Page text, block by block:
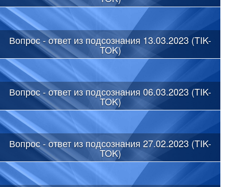
Вопрос - ответ из подсознания 13.03.2023 (TIK-
TOK)
Вопрос - ответ из подсознания 06.03.2023 (TIK-
TOK)
Вопрос - ответ из подсознания 27.02.2023 (TIK-
TOK)